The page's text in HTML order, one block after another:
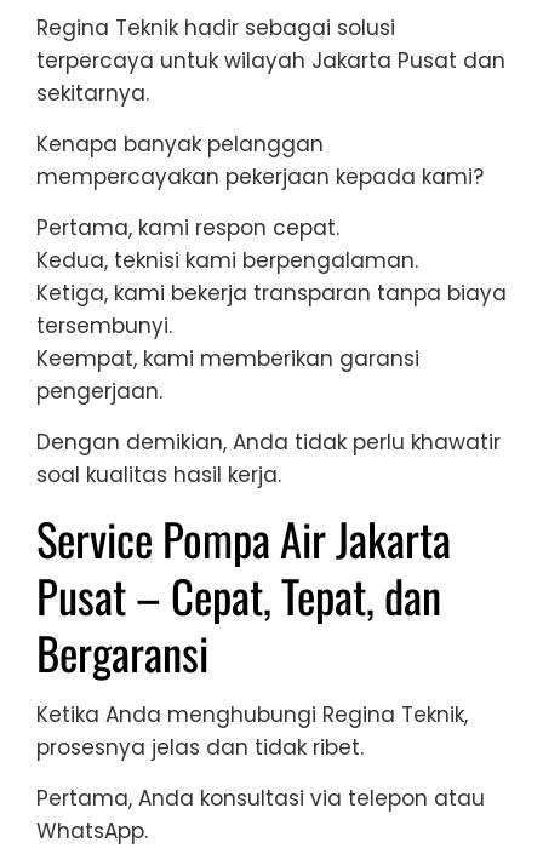
Regina Teknik hadir sebagai solusi
terpercaya untuk wilayah Jakarta Pusat dan
sekitarnya.
Kenapa banyak pelanggan
mempercayakan pekerjaan kepada kami?
Pertama, kami respon cepat.
Kedua, teknisi kami berpengalaman.
Ketiga, kami bekerja transparan tanpa biaya
tersembunyi.
Keempat, kami memberikan garansi
pengerjaan.
Dengan demikian, Anda tidak perlu khawatir
soal kualitas hasil kerja.
Service Pompa Air Jakarta
Pusat – Cepat, Tepat, dan
Bergaransi
Ketika Anda menghubungi Regina Teknik,
prosesnya jelas dan tidak ribet.
Pertama, Anda konsultasi via telepon atau
WhatsApp.